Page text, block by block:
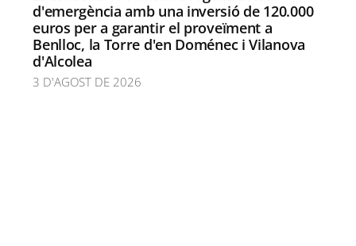
d'emergència amb una inversió de 120.000
euros per a garantir el proveïment a
Benlloc, la Torre d'en Doménec i Vilanova
d'Alcolea
3 D'AGOST DE 2026